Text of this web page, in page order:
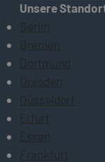
Unsere
Berlin
Bremen
Dortmund
Dresden
Düsseldorf
Erfurt
Essen
Frankfurt